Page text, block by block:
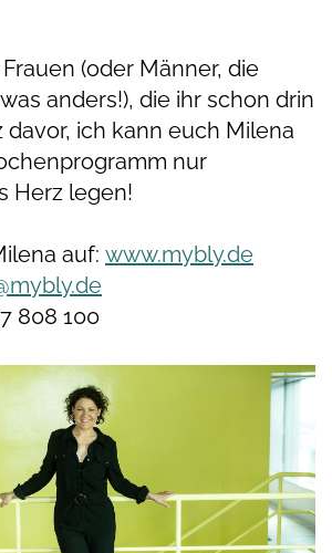
(oder Männer, die
anders!), die ihr schon drin
davor, ich kann euch Milena
nur
Herz legen!
auf: www.mybly.de
808 100